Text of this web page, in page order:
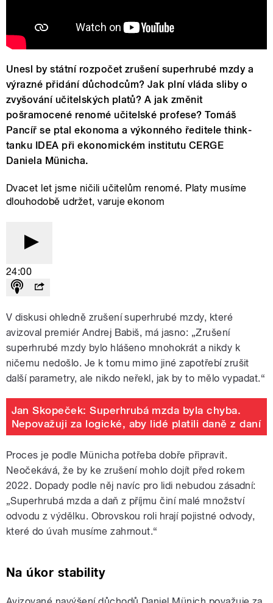
Unesl by státní rozpočet zrušení superhrubé mzdy a
výrazné přidání důchodcům? Jak plní vláda sliby o
zvyšování učitelských platů? A jak změnit
pošramocené renomé učitelské profese? Tomáš
Pancíř se ptal ekonoma a výkonného ředitele think-
tanku IDEA při ekonomickém institutu CERGE
Daniela Münicha.
Dvacet let jsme ničili učitelům renomé. Platy musíme
dlouhodobě udržet, varuje ekonom
24:00
V diskusi ohledně zrušení superhrubé mzdy, které
avizoval premiér Andrej Babiš, má jasno: „Zrušení
superhrubé mzdy bylo hlášeno mnohokrát a nikdy k
ničemu nedošlo. Je k tomu mimo jiné zapotřebí zrušit
další parametry, ale nikdo neřekl, jak by to mělo vypadat.“
Jan Skopeček: Superhrubá mzda byla chyba.
Nepovažuji za logické, aby lidé platili daně z daní
Proces je podle Münicha potřeba dobře připravit.
Neočekává, že by ke zrušení mohlo dojít před rokem
2022. Dopady podle něj navíc pro lidi nebudou zásadní:
„Superhrubá mzda a daň z příjmu činí malé množství
odvodu z výdělku. Obrovskou roli hrají pojistné odvody,
které do úvah musíme zahrnout.“
Na úkor stability